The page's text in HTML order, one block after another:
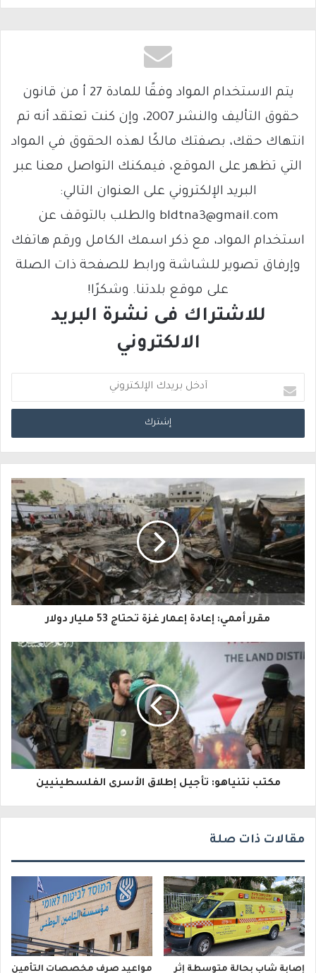
يتم الاستخدام المواد وفقًا للمادة 27 أ من قانون
حقوق التأليف والنشر 2007، وإن كنت تعتقد أنه تم
انتهاك حقك، بصفتك مالكًا لهذه الحقوق في المواد
التي تظهر على الموقع، فيمكنك التواصل معنا عبر
البريد الإلكتروني على العنوان التالي:
bldtna3@gmail.com والطلب بالتوقف عن
استخدام المواد، مع ذكر اسمك الكامل ورقم هاتفك
وإرفاق تصوير للشاشة ورابط للصفحة ذات الصلة
على موقع بلدتنا. وشكرًا!
للاشتراك فى نشرة البريد
الالكتروني
د
خ
ر
ي
ك
ا
إ
ك
ت
ر
ن
مقرر أممي: إعادة إعمار غزة تحتاج 53 مليار دولار
مكتب نتنياهو: تأجيل إطلاق الأسرى الفلسطينيين
مقالات ذات صلة
إصابة شاب بحالة متوسطة إثر مواعيد صرف مخصصات التأمين